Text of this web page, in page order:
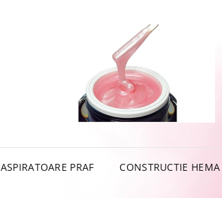
ASPIRATOARE PRAF CONSTRUCTIE HEMA